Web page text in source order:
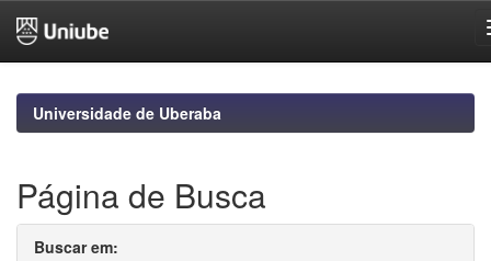
navigationUniversidade de Uberaba
Página de Busca
Buscar em: